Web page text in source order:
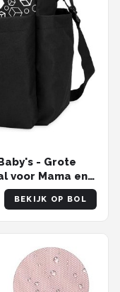
- Grote
voor Mama en
BEKIJK OP BOL